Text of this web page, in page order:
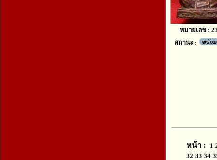
หมายเลข :
สถานะ :
หน้า : 1
32 33 34